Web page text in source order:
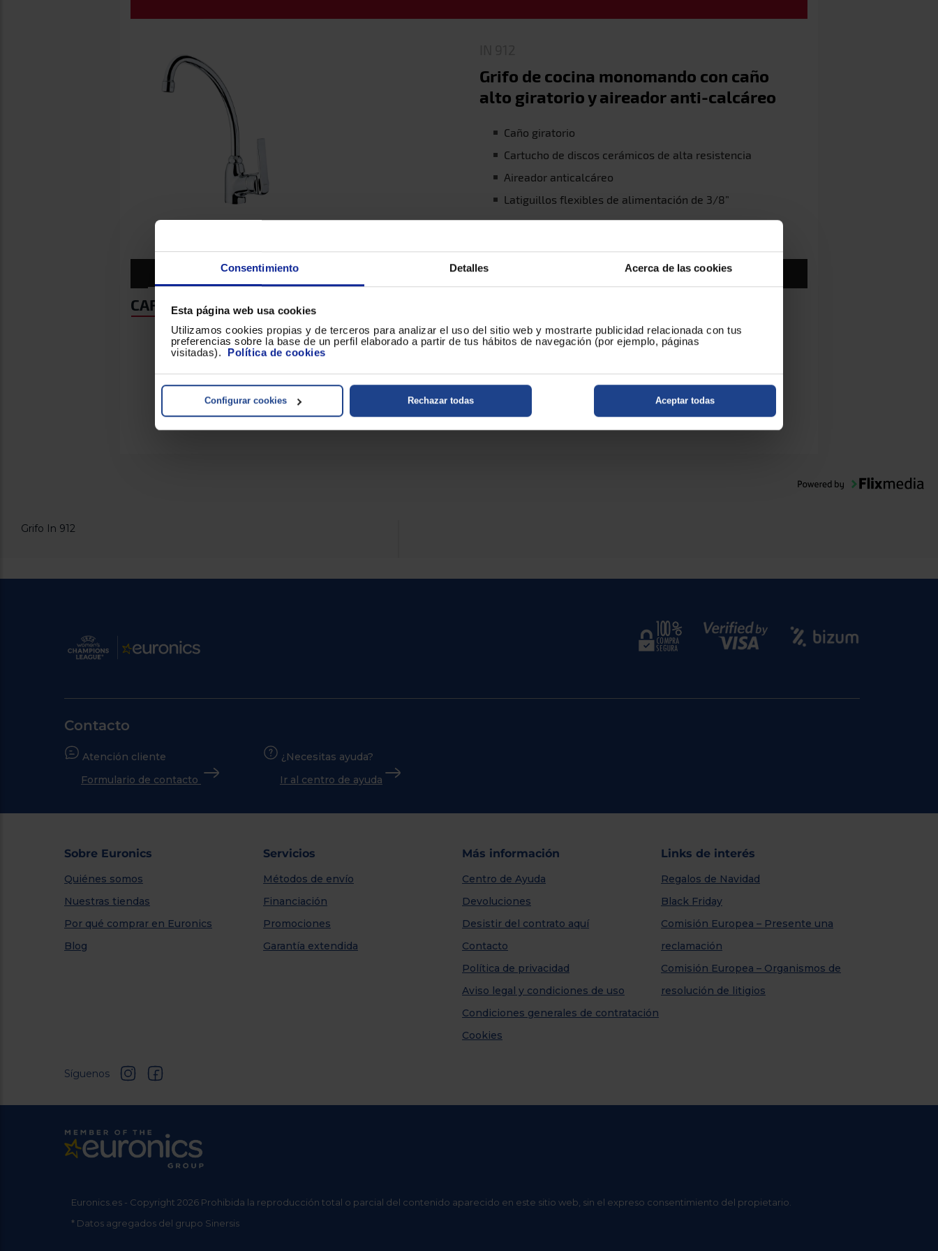
Consentimiento Detalles Acerca de las cookies
Esta página web usa cookies
Utilizamos cookies propias y de terceros para analizar el uso del sitio web y mostrarte publicidad relacionada con tus
preferencias sobre la base de un perfil elaborado a partir de tus hábitos de navegación (por ejemplo, páginas
visitadas). Política de cookies
Rechazar todas
Configurar cookies Aceptar todas
Grifo de cocina monomando con caño
alto giratorio y aireador anti-calcáreo
Caño giratorio
Cartucho de discos cerámicos de alta resistencia
Aireador anticalcáreo
Latiguillos flexibles de alimentación de 3/8”
DESCARGAS
CARACTERÍSTICAS
Grifo de cocina de caño alto
Caño giratorio
Control de temperatura de alta precisión
Mayor sensibilidad de manejo con movimientos más
suaves
Aireador anticalcáreo
Latiguillos flexibles de alimentación de 3/8”
Acabado cromado
Grifo In 912
Contacto
Atención cliente
Formulario de contacto
¿Necesitas ayuda?
Ir al centro de ayuda
Sobre Euronics
Quiénes somos
Nuestras tiendas
Por qué comprar en Euronics
Blog
Servicios
Métodos de envío
Financiación
Promociones
Garantía extendida
Más información
Centro de Ayuda
Devoluciones
Desistir del contrato aquí
Contacto
Política de privacidad
Aviso legal y condiciones de uso
Condiciones generales de contratación
Cookies
Links de interés
Regalos de Navidad
Black Friday
Comisión Europea – Presente una
reclamación
Comisión Europea – Organismos de
resolución de litigios
Síguenos
Euronics.es - Copyright 2026 Prohibida la reproducción total o parcial del contenido aparecido en este sitio web, sin el expreso consentimiento del propietario.
* Datos agregados del grupo Sinersis